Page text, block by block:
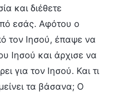
και διέθετε
εσάς. Αφότου ο
τον Ιησού, έπαψε να
Ιησού και άρχισε να
για τον Ιησού. Και τι
τα βάσανα; Ο